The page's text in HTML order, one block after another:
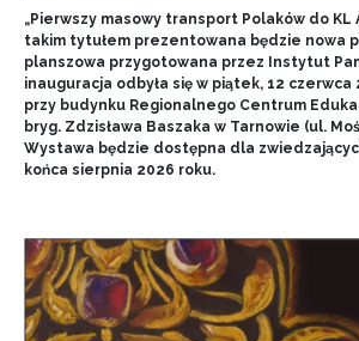
„Pierwszy masowy transport Polaków do KL
takim tytułem prezentowana będzie nowa
planszowa przygotowana przez Instytut
inauguracja odbyła się w piątek, 12 czerwca
przy budynku Regionalnego Centrum
bryg. Zdzisława Baszaka w Tarnowie (ul.
Wystawa będzie dostępna dla
końca sierpnia 2026 roku.